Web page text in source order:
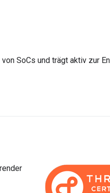
SoCs und trägt aktiv zur